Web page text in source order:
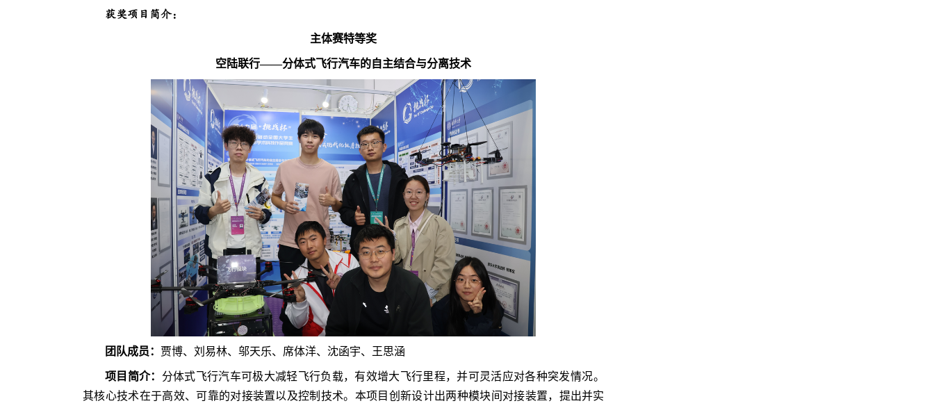
获奖项目简介：
主体赛特等奖
空陆联行——分体式飞行汽车的自主结合与分离技术
团队成员： 贾博、刘易林、邬天乐、席体洋、沈函宇、王思涵
项目简介： 分体式飞行汽车可极大减轻飞行负载，有效增大飞行里程，并可灵活应对各种突发情况。
其核心技术在于高效、可靠的对接装置以及控制技术。本项目创新设计出两种模块间对接装置，提出并实